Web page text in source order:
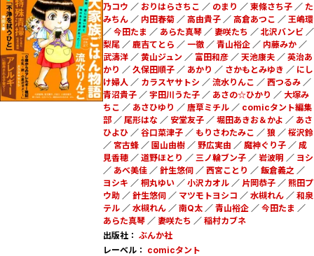
乃コウ ／ おりはらさちこ ／ のまり ／ 東條さち子／ た
みちん／ 内田春菊／ 高由貴子／ 高倉あつこ ／ 王嶋環
／ 今田たま ／ あらた真琴／ 妻咲たち ／ 北沢バンビ／
梨尾／ 鹿吉てとら ／ 一徹／ 青山裕企／ 内藤みか／
武濤洋／ 黄山ジュン／ 富田和彦／ 天池康夫／ 英治あ
かり ／ 久保田順子／ あかり ／ さかもとみゆき ／ にし
け婦人 ／ カラスヤサトシ ／ 流水りんこ ／ 西つるみ／
青沼貴子／ 宇田川うた子／ あさの☆ひかり ／ 大塚み
ちこ ／ あさひゆり ／ 唐草ミチル／ comicタント編集
部／ 尾形はな／ 安堂友子／ 堀田あきお＆かよ ／ あさ
ひよひ／ 谷口菜津子／ もりさわたみこ ／ 狼／ 桜沢鈴
／ 宮古蜂／ 園山由樹／ 野広実由 ／ 魔神ぐり子／ 成
見香穂／ 道野ほとり ／ 三ノ輪ブン子／ 岩波明 ／ ヨシ
／ あべ美佳／ 針生悠伺／ 西宮ことり ／ 飯倉義之 ／
ヨシキ ／ 桐丸ゆい／ 小沢カオル／ 片岡恭子／ 熊田プ
ウ助／ 針生悠伺／ マツモトヨシコ ／ 水槻れん／ 和泉
テル／ 水槻れん／ 南Q太／ 青山裕企／ 今田たま ／
あらた真琴／ 妻咲たち ／ 稲村カブネ
出版社： ぶんか社
レーベル： comicタント